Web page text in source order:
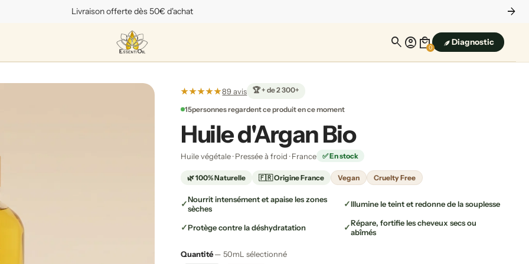
arrow_forward
Paiements en 3x, cadeau offert...
search account_circle local_mall
0
Diagnostic
★★★★★89 avis 🏆 + de 2 300+
15personnes regardent ce produit en ce moment
Huile d'Argan Bio
Huile végétale · Pressée à froid · France ✅ En stock
🌿 100% Naturelle 🇫🇷 Origine France Vegan Cruelty Free
Nourrit intensément et apaise les zones
sèches
Illumine le teint et redonne de la souplesse
Protège contre la déshydratation
Répare, fortifie les cheveux secs ou
abîmés
Quantité— 50mL sélectionné